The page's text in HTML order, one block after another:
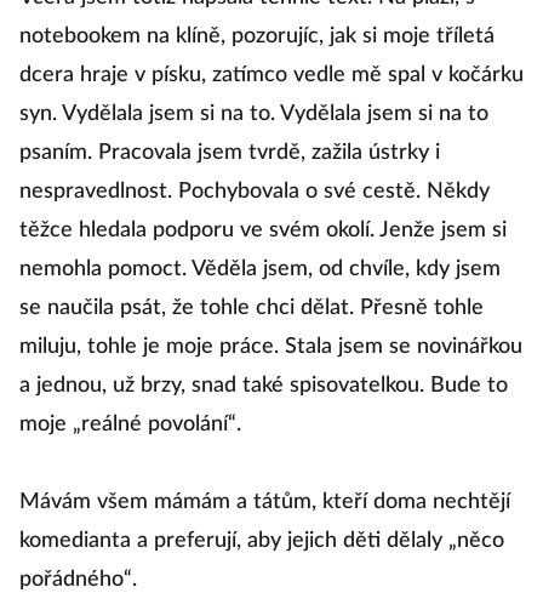
notebookem na klíně, pozorujíc, jak si moje tříletá
dcera hraje v písku, zatímco vedle mě spal v kočárku
syn. Vydělala jsem si na to. Vydělala jsem si na to
psaním. Pracovala jsem tvrdě, zažila ústrky i
nespravedlnost. Pochybovala o své cestě. Někdy
těžce hledala podporu ve svém okolí. Jenže jsem si
nemohla pomoct. Věděla jsem, od chvíle, kdy jsem
se naučila psát, že tohle chci dělat. Přesně tohle
miluju, tohle je moje práce. Stala jsem se novinářkou
a jednou, už brzy, snad také spisovatelkou. Bude to
moje „reálné povolání“.
Mávám všem mámám a tátům, kteří doma nechtějí
komedianta a preferují, aby jejich děti dělaly „něco
pořádného“.